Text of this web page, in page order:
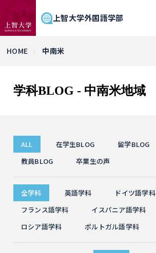
上智大学外国語学部
HOME 中南米
学科BLOG - 中南米地域
ALL 在学生BLOG
留学BLOG
教員BLOG
卒業生の声
全学科 英語学科
ドイツ語学科
フランス語学科
イスパニア語学科
ロシア語学科
ポルトガル語学科